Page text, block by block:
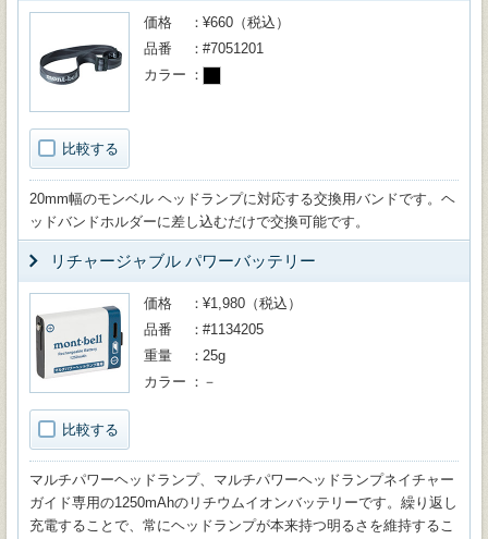
比較する
価格
¥660（税込）
品番
#7051201
カラー
20mm幅のモンベル ヘッドランプに対応する交換用バンドです。ヘ
ッドバンドホルダーに差し込むだけで交換可能です。
リチャージャブル パワーバッテリー
比較する
価格
¥1,980（税込）
品番
#1134205
重量
25g
カラー
－
マルチパワーヘッドランプ、マルチパワーヘッドランプネイチャー
ガイド専用の1250mAhのリチウムイオンバッテリーです。繰り返し
充電することで、常にヘッドランプが本来持つ明るさを維持するこ